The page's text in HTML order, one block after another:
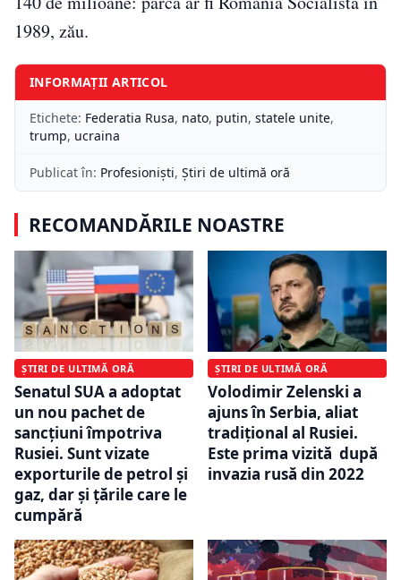
1989, zău.
INFORMAȚII ARTICOL
Etichete: Federatia Rusa, nato, putin, statele unite,
trump, ucraina
Publicat în: Profesioniști, Știri de ultimă oră
RECOMANDĂRILE NOASTRE
ȘTIRI DE ULTIMĂ ORĂ
Senatul SUA a adoptat
un nou pachet de
sancțiuni împotriva
Rusiei. Sunt vizate
exporturile de petrol și
gaz, dar și țările care le
cumpără
ȘTIRI DE ULTIMĂ ORĂ
Volodimir Zelenski a
ajuns în Serbia, aliat
tradiţional al Rusiei.
Este prima vizită după
invazia rusă din 2022